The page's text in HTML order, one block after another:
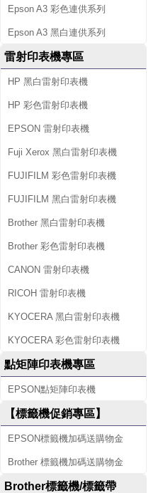
Epson A3 彩色連供系列
Epson A3 黑白連供系列
雷射印表機專區
HP 黑白雷射印表機
HP 彩色雷射印表機
EPSON 雷射印表機
Fuji Xerox 黑白雷射印表機
FUJIFILM 彩色雷射印表機
FUJIFILM 黑白雷射印表機
Brother 黑白雷射印表機
Brother 彩色雷射印表機
CANON 雷射印表機
RICOH 雷射印表機
KYOCERA 黑白雷射印表機
KYOCERA 彩色雷射印表機
點矩陣印表機專區
EPSON點矩陣印表機
【標籤機促銷專區】
EPSON標籤機加碼送購物金
Brother 標籤機加碼送購物金
Brother標籤機/標籤帶